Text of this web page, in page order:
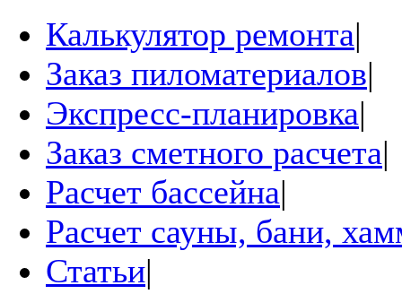
Калькулятор ремонта|
Заказ пиломатериалов|
Экспресс-планировка|
Заказ сметного расчета|
Расчет бассейна|
Расчет сауны, бани,
Статьи|